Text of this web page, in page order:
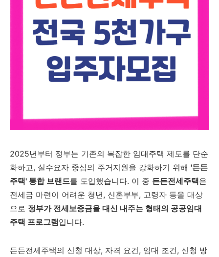
2025년부터 정부는 기존의 복잡한 임대주택 제도를 단순
화하고, 실수요자 중심의 주거지원을 강화하기 위해 '든든
주택' 통합 브랜드를 도입했습니다. 이 중 든든전세주택은
전세금 마련이 어려운 청년, 신혼부부, 고령자 등을 대상
으로 정부가 전세보증금을 대신 내주는 형태의 공공임대
주택 프로그램입니다.
든든전세주택의 신청 대상, 자격 요건, 임대 조건, 신청 방